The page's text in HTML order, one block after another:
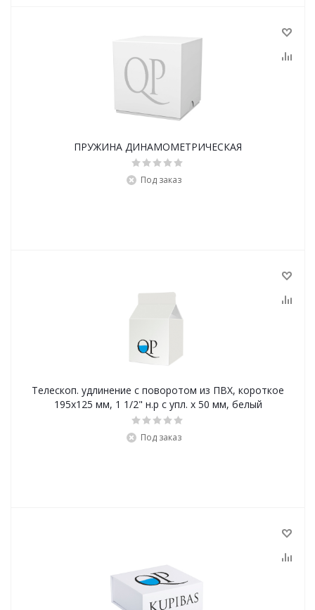
ПРУЖИНА ДИНАМОМЕТРИЧЕСКАЯ
Под заказ
Телескоп. удлинение с поворотом из ПВХ, короткое
195x125 мм, 1 1/2" н.р с упл. x 50 мм, белый
Под заказ